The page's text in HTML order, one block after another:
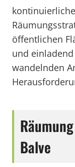
öffentlichen
und
wandelnden
Balve